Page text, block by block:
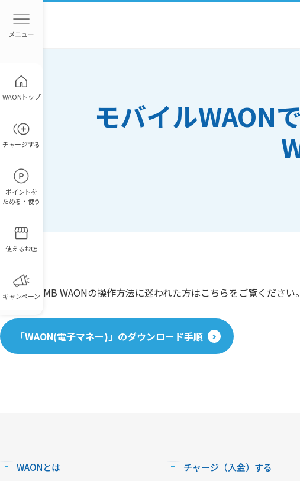
WAONトップ
チャージする
ポイントを
ためる・使う
使えるお店
キャンペーン
モバイルWAON
モバイルJMB WAONの操作方法に迷われた方はこちらをご覧ください。
「WAON(電子マネー)」のダウンロード手順
WAONとは チャージ（入金）する